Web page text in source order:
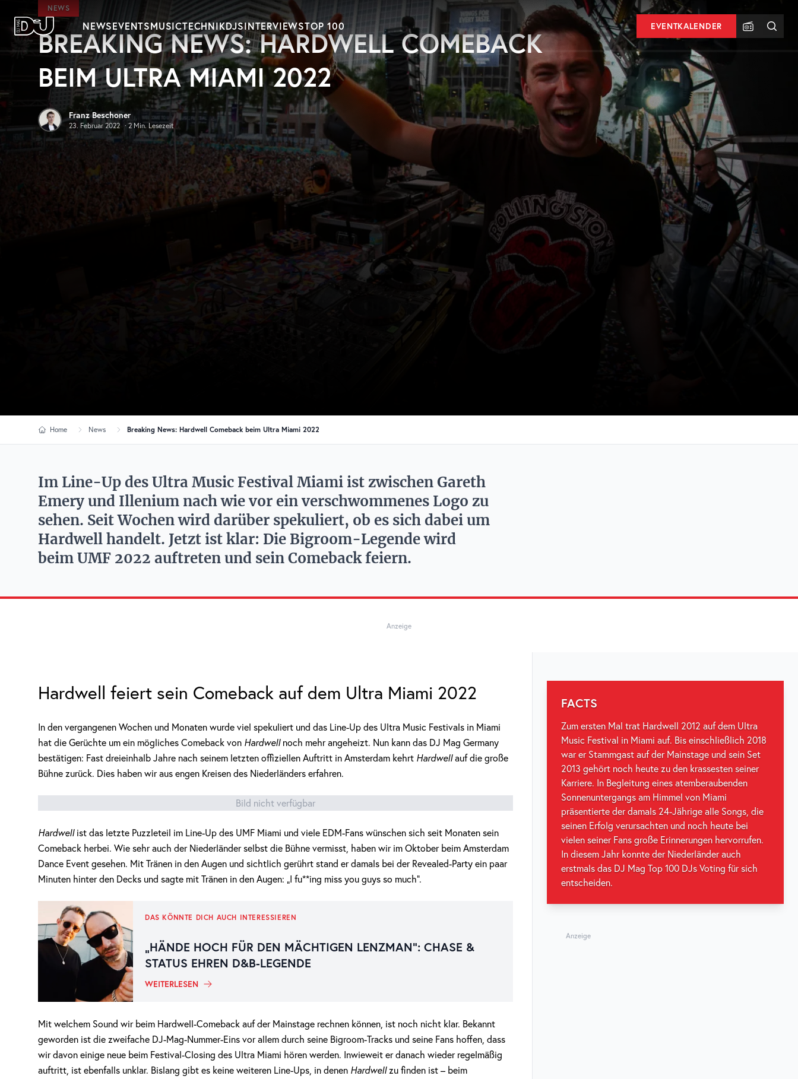
Zum Hauptinhalt springen
DJ Mag Germany
NEWSEVENTSMUSICTECHNIKDJSINTERVIEWSTOP 100 EVENTKALENDER
NEWS
BREAKING NEWS: HARDWELL COMEBACK
BEIM ULTRA MIAMI 2022
Franz Beschoner
23. Februar 2022 ·2 Min. Lesezeit
Home News Breaking News: Hardwell Comeback beim Ultra Miami 2022
Im Line-Up des Ultra Music Festival Miami ist zwischen Gareth
Emery und Illenium nach wie vor ein verschwommenes Logo zu
sehen. Seit Wochen wird darüber spekuliert, ob es sich dabei um
Hardwell handelt. Jetzt ist klar: Die Bigroom-Legende wird
beim UMF 2022 auftreten und sein Comeback feiern.
Anzeige
Hardwell feiert sein Comeback auf dem Ultra Miami 2022
In den vergangenen Wochen und Monaten wurde viel spekuliert und das Line-Up des Ultra Music Festivals in Miami
hat die Gerüchte um ein mögliches Comeback von Hardwell noch mehr angeheizt. Nun kann das DJ Mag Germany
bestätigen: Fast dreieinhalb Jahre nach seinem letzten offiziellen Auftritt in Amsterdam kehrt Hardwellauf die große
Bühne zurück. Dies haben wir aus engen Kreisen des Niederländers erfahren.
Bild nicht verfügbar
Hardwell ist das letzte Puzzleteil im Line-Up des UMF Miami und viele EDM-Fans wünschen sich seit Monaten sein
Comeback herbei. Wie sehr auch der Niederländer selbst die Bühne vermisst, haben wir im Oktober beim Amsterdam
Dance Event gesehen. Mit Tränen in den Augen und sichtlich gerührt stand er damals bei der Revealed-Party ein paar
Minuten hinter den Decks und sagte mit Tränen in den Augen: „I fu**ing miss you guys so much“.
DAS KÖNNTE DICH AUCH INTERESSIEREN
„HÄNDE HOCH FÜR DEN MÄCHTIGEN LENZMAN“: CHASE &
STATUS EHREN D&B-LEGENDE
WEITERLESEN
Mit welchem Sound wir beim Hardwell-Comeback auf der Mainstage rechnen können, ist noch nicht klar. Bekannt
geworden ist die zweifache DJ-Mag-Nummer-Eins vor allem durch seine Bigroom-Tracks und seine Fans hoffen, dass
wir davon einige neue beim Festival-Closing des Ultra Miami hören werden. Inwieweit er danach wieder regelmäßig
auftritt, ist ebenfalls unklar. Bislang gibt es keine weiteren Line-Ups, in denen Hardwellzu finden ist – beim
FACTS
Zum ersten Mal trat Hardwell 2012 auf dem Ultra
Music Festival in Miami auf. Bis einschließlich 2018
war er Stammgast auf der Mainstage und sein Set
2013 gehört noch heute zu den krassesten seiner
Karriere. In Begleitung eines atemberaubenden
Sonnenuntergangs am Himmel von Miami
präsentierte der damals 24-Jährige alle Songs, die
seinen Erfolg verursachten und noch heute bei
vielen seiner Fans große Erinnerungen hervorrufen.
In diesem Jahr konnte der Niederländer auch
erstmals das DJ Mag Top 100 DJs Voting für sich
entscheiden.
Anzeige